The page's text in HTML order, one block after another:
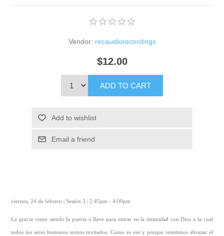
Vendor: recaudiorecordings
$12.00
ADD TO CART
Add to wishlist
Email a friend
viernes, 24 de febrero | Sesión 3 | 2:45pm - 4:00pm
La gracia viene siendo la puerta o llave para entrar en la intimidad con Dios a la cual
todos los seres humanos somos invitados. Como es eso y porque resistimos abrazar el